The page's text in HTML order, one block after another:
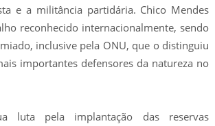
e a militância partidária. Chico Mendes
reconhecido internacionalmente, sendo
inclusive pela ONU, que o distinguiu
importantes defensores da natureza no
luta pela implantação das reservas